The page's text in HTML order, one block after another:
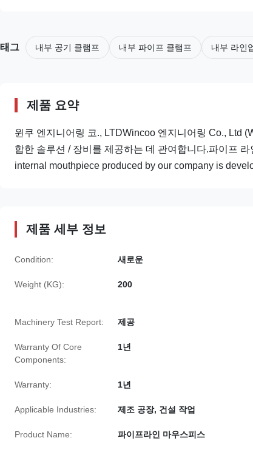
태그 내부 공기 클램프 내부 파이프 클램프 내부 라인
제품 요약
윈쿠 엔지니어링 코., LTDWincoo 엔지니어링 Co., Ltd
합한 솔루션 / 장비를 제공하는 데 관여합니다.파이프
internal mouthpiece produced by our company is
제품 세부 정보
Condition: 새로운
Weight (KG): 200
Machinery Test Report: 제공
Warranty Of Core
Components:
1년
Warranty: 1년
Applicable Industries: 제조 공장, 건설 작업
Product Name: 파이프라인 마우스피스